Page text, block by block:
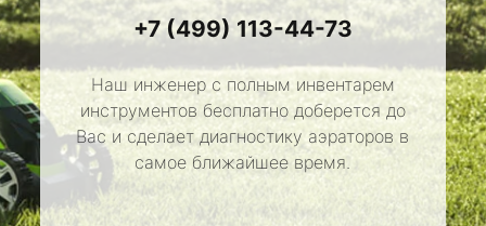
+7 (499) 113-44-73
Наш инженер с полным инвентарем
инструментов бесплатно доберется до
Вас и сделает диагностику аэраторов в
самое ближайшее время.